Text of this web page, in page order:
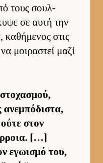
τους σουλ­
σε αυτή την
καθήμενος στις
μοι­ραστεί μαζί
ανεμπόδιστα,
στον
[…]
εγωισμό του,